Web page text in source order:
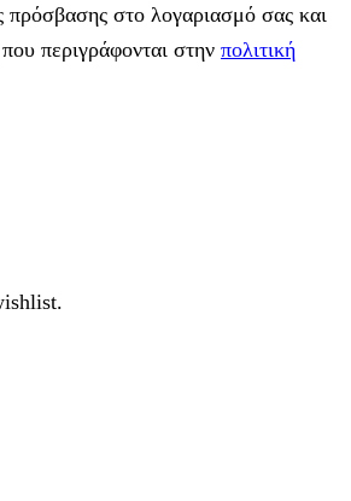
πρόσβασης στο λογαριασμό σας και
περιγράφονται στην πολιτική